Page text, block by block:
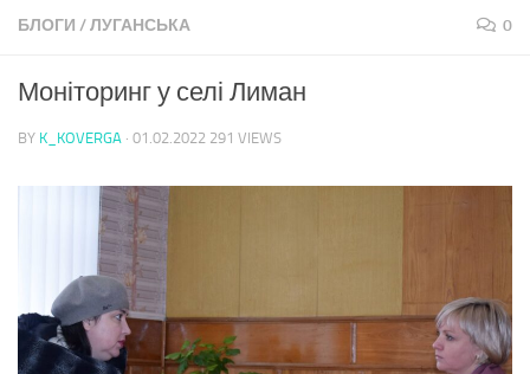
БЛОГИ /ЛУГАНСЬКА 0
Моніторинг у селі Лиман
BY K_KOVERGA · 01.02.2022 291 VIEWS